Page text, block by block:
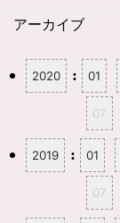
アーカイブ
2020 : 01
07
2019 : 01
07